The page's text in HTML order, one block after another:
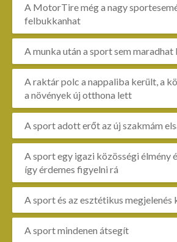
A MotorTire még a nagy
felbukkanhat
A munka után a sport sem
A raktár polc a nappaliba került, a
a növények új otthona lett
A sport adott erőt az új szakmám
A sport egy igazi közösségi élmény
így érdemes figyelni rá
A sport és az esztétikus megjelenés
A sport mindenen átsegít